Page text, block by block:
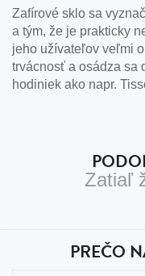
Zafírové sklo sa
a tým, že je prakticky
jeho užívateľov veľmi
trvácnosť a osádza sa
hodiniek ako napr.
Zatiaľ
PREČO